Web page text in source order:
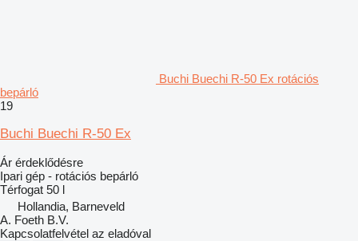
Buchi Buechi R-50 Ex rotációs
bepárló
19
Buchi Buechi R-50 Ex
Ár érdeklődésre
Ipari gép - rotációs bepárló
Térfogat 50 l
Hollandia, Barneveld
A. Foeth B.V.
Kapcsolatfelvétel az eladóval